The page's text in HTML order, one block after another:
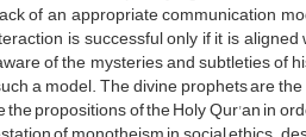
of an appropriate communication
is successful only if it is
of the mysteries and subtleties of
a model. The divine prophets are
propositions of the Holy Qur'an in